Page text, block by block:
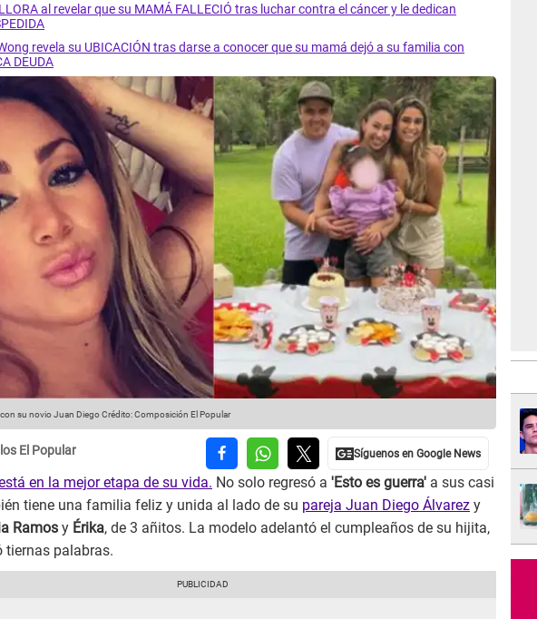
al revelar que su MAMÁ FALLECIÓ tras luchar contra el cáncer y le dedican
revela su UBICACIÓN tras darse a conocer que su mamá dejó a su familia con
DEUDA
con su novio Juan DiegoCrédito: Composición El Popular
El Popular
en la mejor etapa de su vida. No solo regresó a 'Esto es guerra' a sus casi
tiene una familia feliz y unida al lado de su pareja Juan Diego Álvarez y
Ramos y Érika, de 3 añitos. La modelo adelantó el cumpleaños de su hijita,
tiernas palabras.